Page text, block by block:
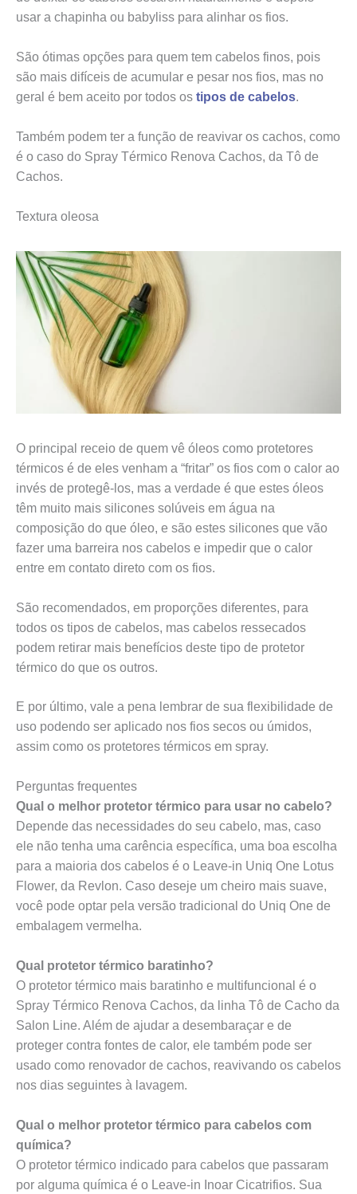
usar a chapinha ou babyliss para alinhar os fios.
São ótimas opções para quem tem cabelos finos, pois
são mais difíceis de acumular e pesar nos fios, mas no
geral é bem aceito por todos os tipos de cabelos.
Também podem ter a função de reavivar os cachos, como
é o caso do Spray Térmico Renova Cachos, da Tô de
Cachos.
Textura oleosa
O principal receio de quem vê óleos como protetores
térmicos é de eles venham a “fritar” os fios com o calor ao
invés de protegê-los, mas a verdade é que estes óleos
têm muito mais silicones solúveis em água na
composição do que óleo, e são estes silicones que vão
fazer uma barreira nos cabelos e impedir que o calor
entre em contato direto com os fios.
São recomendados, em proporções diferentes, para
todos os tipos de cabelos, mas cabelos ressecados
podem retirar mais benefícios deste tipo de protetor
térmico do que os outros.
E por último, vale a pena lembrar de sua flexibilidade de
uso podendo ser aplicado nos fios secos ou úmidos,
assim como os protetores térmicos em spray.
Perguntas frequentes
Qual o melhor protetor térmico para usar no cabelo?
Depende das necessidades do seu cabelo, mas, caso
ele não tenha uma carência específica, uma boa escolha
para a maioria dos cabelos é o Leave-in Uniq One Lotus
Flower, da Revlon. Caso deseje um cheiro mais suave,
você pode optar pela versão tradicional do Uniq One de
embalagem vermelha.
Qual protetor térmico baratinho?
O protetor térmico mais baratinho e multifuncional é o
Spray Térmico Renova Cachos, da linha Tô de Cacho da
Salon Line. Além de ajudar a desembaraçar e de
proteger contra fontes de calor, ele também pode ser
usado como renovador de cachos, reavivando os cabelos
nos dias seguintes à lavagem.
Qual o melhor protetor térmico para cabelos com
química?
O protetor térmico indicado para cabelos que passaram
por alguma química é o Leave-in Inoar Cicatrifios. Sua